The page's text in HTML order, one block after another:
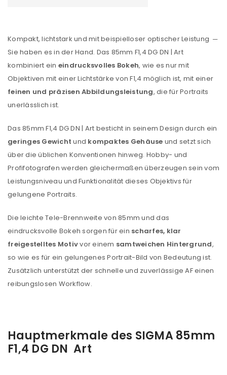
Kompakt, lichtstark und mit beispielloser optischer Leistung ─
Sie haben es in der Hand. Das 85mm F1,4 DG DN | Art
kombiniert ein eindrucksvolles Bokeh, wie es nur mit
Objektiven mit einer Lichtstärke von F1,4 möglich ist, mit einer
feinen und präzisen Abbildungsleistung, die für Portraits
unerlässlich ist.
Das 85mm F1,4 DG DN | Art besticht in seinem Design durch ein
geringes Gewicht und kompaktes Gehäuse und setzt sich
über die üblichen Konventionen hinweg. Hobby- und
Profifotografen werden gleichermaßen überzeugen sein vom
Leistungsniveau und Funktionalität dieses Objektivs für
gelungene Portraits.
Die leichte Tele-Brennweite von 85mm und das
eindrucksvolle Bokeh sorgen für ein scharfes, klar
freigestelltes Motivvor einem samtweichen Hintergrund,
so wie es für ein gelungenes Portrait-Bild von Bedeutung ist.
Zusätzlich unterstützt der schnelle und zuverlässige AF einen
reibungslosen Workflow.
Hauptmerkmale des SIGMA 85mm
F1,4 DG DN Art